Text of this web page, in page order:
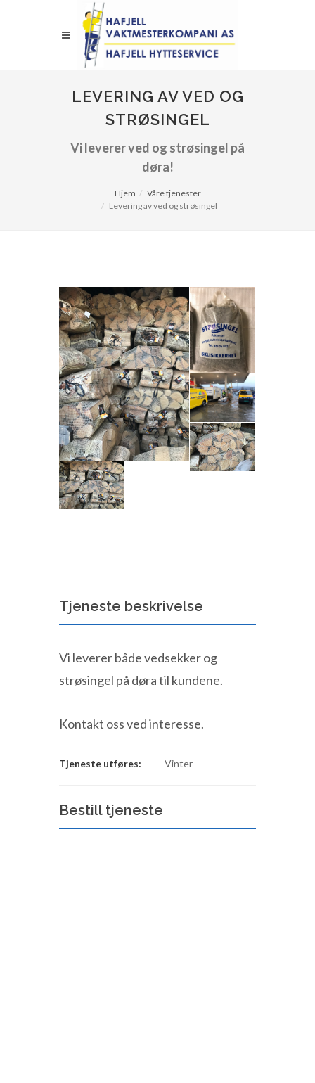
LEVERING AV VED OG
STRØSINGEL
Vi leverer ved og strøsingel på
døra!
Hjem
Våre tjenester
Levering av ved og strøsingel
Tjeneste beskrivelse
Vi leverer både vedsekker og
strøsingel på døra til kundene.
Kontakt oss ved interesse.
Tjeneste utføres: Vinter
Bestill tjeneste